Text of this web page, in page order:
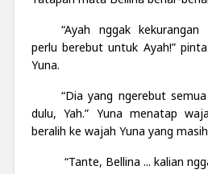
“Ayah nggak
perlu berebut untuk Ayah!”
Yuna.
“Dia yang ngerebut
dulu, Yah.” Yuna menatap
beralih ke wajah Yuna yang
“Tante, Bellina ... kalian